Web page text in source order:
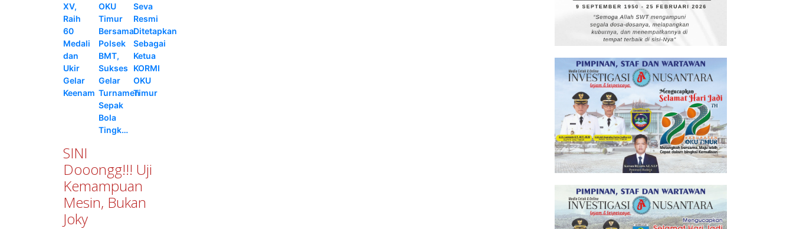
XV,
Raih
60
Medali
dan
Ukir
Gelar
Keenam
OKU
Timur
Bersama
Polsek
BMT,
Sukses
Gelar
Turnamen
Sepak
Bola
Tingk…
Seva
Resmi
Ditetapkan
Sebagai
Ketua
KORMI
OKU
Timur
SINI
Dooongg!!! Uji
Kemampuan
Mesin, Bukan
Joky